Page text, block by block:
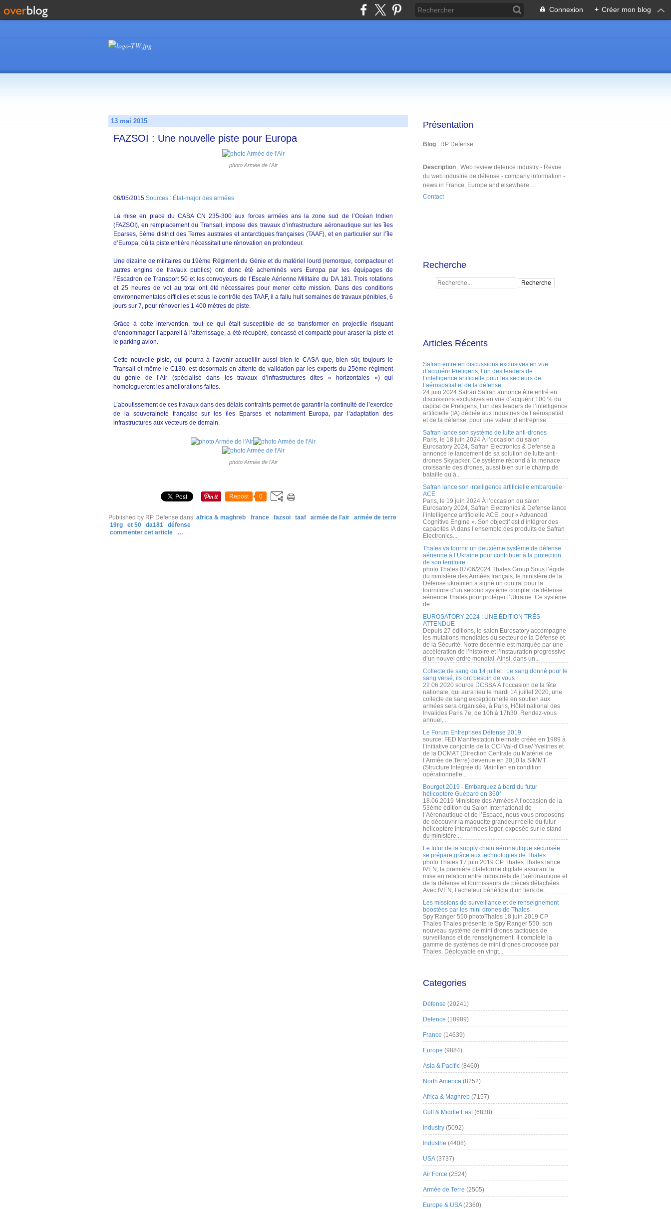
Connexion + Créer mon blog
13 mai 2015
FAZSOI : Une nouvelle piste pour Europa
photo Armée de l'Air
06/05/2015 Sources : État-major des armées
La mise en place du CASA CN 235-300 aux forces armées ans la zone sud de l’Océan Indien
(FAZSOI), en remplacement du Transall, impose des travaux d’infrastructure aéronautique sur les îles
Eparses, 5ème district des Terres australes et antarctiques françaises (TAAF), et en particulier sur l’île
d’Europa, où la piste entière nécessitait une rénovation en profondeur.
Une dizaine de militaires du 19ème Régiment du Génie et du matériel lourd (remorque, compacteur et
autres engins de travaux publics) ont donc été acheminés vers Europa par les équipages de
l’Escadron de Transport 50 et les convoyeurs de l’Escale Aérienne Militaire du DA 181. Trois rotations
et 25 heures de vol au total ont été nécessaires pour mener cette mission. Dans des conditions
environnementales difficiles et sous le contrôle des TAAF, il a fallu huit semaines de travaux pénibles, 6
jours sur 7, pour rénover les 1 400 mètres de piste.
Grâce à cette intervention, tout ce qui était susceptible de se transformer en projectile risquant
d’endommager l’appareil à l’atterrissage, a été récupéré, concassé et compacté pour araser la piste et
le parking avion.
Cette nouvelle piste, qui pourra à l’avenir accueillir aussi bien le CASA que, bien sûr, toujours le
Transall et même le C130, est désormais en attente de validation par les experts du 25ème régiment
du génie de l’Air (spécialisé dans les travaux d’infrastructures dites « horizontales ») qui
homologueront les améliorations faites.
L’aboutissement de ces travaux dans des délais contraints permet de garantir la continuité de l’exercice
de la souveraineté française sur les îles Eparses et notamment Europa, par l’adaptation des
infrastructures aux vecteurs de demain.
photo Armée de l'Air
Repost 0
Published by RP Defense dans africa & maghreb france fazsoi taaf armée de l'air
armée de terre
19rg
et 50 da181
défense
commenter cet article
…
Présentation
Blog : RP Defense
Description : Web review defence industry - Revue
du web industrie de défense - company information -
news in France, Europe and elsewhere ...
Contact
Recherche
Articles Récents
Safran entre en discussions exclusives en vue
d’acquérir Preligens, l’un des leaders de
l’intelligence artificielle pour les secteurs de
l’aérospatial et de la défense
24 juin 2024 Safran Safran annonce être entré en
discussions exclusives en vue d’acquérir 100 % du
capital de Preligens, l’un des leaders de l’intelligence
artificielle (IA) dédiée aux industries de l’aérospatial
et de la défense, pour une valeur d’entreprise...
Safran lance son système de lutte anti-drones
Paris, le 18 juin 2024 À l’occasion du salon
Eurosatory 2024, Safran Electronics & Defense a
annoncé le lancement de sa solution de lutte anti-
drones Skyjacker. Ce système répond à la menace
croissante des drones, aussi bien sur le champ de
bataille qu’à...
Safran lance son intelligence artificielle embarquée
ACE
Paris, le 19 juin 2024 À l’occasion du salon
Eurosatory 2024, Safran Electronics & Defense lance
l’intelligence artificielle ACE, pour « Advanced
Cognitive Engine ». Son objectif est d’intégrer des
capacités IA dans l’ensemble des produits de Safran
Electronics...
Thales va fournir un deuxième système de défense
aérienne à l’Ukraine pour contribuer à la protection
de son territoire
photo Thales 07/06/2024 Thales Group Sous l’égide
du ministère des Armées français, le ministère de la
Défense ukrainien a signé un contrat pour la
fourniture d’un second système complet de défense
aérienne Thales pour protéger l’Ukraine. Ce système
de...
EUROSATORY 2024 : UNE ÉDITION TRÈS
ATTENDUE
Depuis 27 éditions, le salon Eurosatory accompagne
les mutations mondiales du secteur de la Défense et
de la Sécurité. Notre décennie est marquée par une
accélération de l’histoire et l’instauration progressive
d’un nouvel ordre mondial. Ainsi, dans un...
Collecte de sang du 14 juillet : Le sang donné pour le
sang versé, ils ont besoin de vous !
22.06.2020 source DCSSA À l'occasion de la fête
nationale, qui aura lieu le mardi 14 juillet 2020, une
collecte de sang exceptionnelle en soutien aux
armées sera organisée, à Paris, Hôtel national des
Invalides Paris 7e, de 10h à 17h30. Rendez-vous
annuel,...
Le Forum Entreprises Défense 2019
source: FED Manifestation biennale créée en 1989 à
l’initiative conjointe de la CCI Val-d’Oise/ Yvelines et
de la DCMAT (Direction Centrale du Matériel de
l’Armée de Terre) devenue en 2010 la SIMMT
(Structure Intégrée du Maintien en condition
opérationnelle...
Bourget 2019 - Embarquez à bord du futur
hélicoptère Guépard en 360°
18.06.2019 Ministère des Armées A l’occasion de la
53ème édition du Salon International de
l’Aéronautique et de l’Espace, nous vous proposons
de découvrir la maquette grandeur réelle du futur
hélicoptère interarmées léger, exposée sur le stand
du ministère...
Le futur de la supply chain aéronautique sécurisée
se prépare grâce aux technologies de Thales
photo Thales 17 juin 2019 CP Thales Thales lance
IVEN, la première plateforme digitale assurant la
mise en relation entre industriels de l’aéronautique et
de la défense et fournisseurs de pièces détachées.
Avec IVEN, l’acheteur bénéficie d’un tiers de...
Les missions de surveillance et de renseignement
boostées par les mini drones de Thales
Spy’Ranger 550 photoThales 18 juin 2019 CP
Thales Thales présente le Spy’Ranger 550, son
nouveau système de mini drones tactiques de
surveillance et de renseignement. Il complète la
gamme de systèmes de mini drones proposée par
Thales. Déployable en vingt...
Categories
Défense (20241)
Defence (18989)
France (14639)
Europe (9884)
Asia & Pacific (8460)
North America (8252)
Africa & Maghreb (7157)
Gulf & Middle East(6838)
Industry (5092)
Industrie (4408)
USA(3737)
Air Force (2524)
Armée de Terre (2505)
Europe & USA(2360)